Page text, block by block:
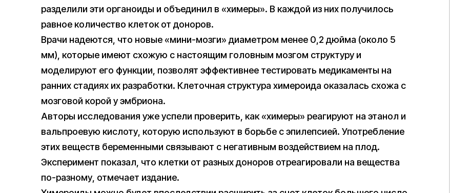
разделили эти органоиды и объединил в «химеры». В каждой из них получилось
равное количество клеток от доноров.
Врачи надеются, что новые «мини-мозги» диаметром менее 0,2 дюйма (около 5
мм), которые имеют схожую с настоящим головным мозгом структуру и
моделируют его функции, позволят эффективнее тестировать медикаменты на
ранних стадиях их разработки. Клеточная структура химероида оказалась схожа с
мозговой корой у эмбриона.
Авторы исследования уже успели проверить, как «химеры» реагируют на этанол и
вальпроевую кислоту, которую используют в борьбе с эпилепсией. Употребление
этих веществ беременными связывают с негативным воздействием на плод.
Эксперимент показал, что клетки от разных доноров отреагировали на вещества
по-разному, отмечает издание.